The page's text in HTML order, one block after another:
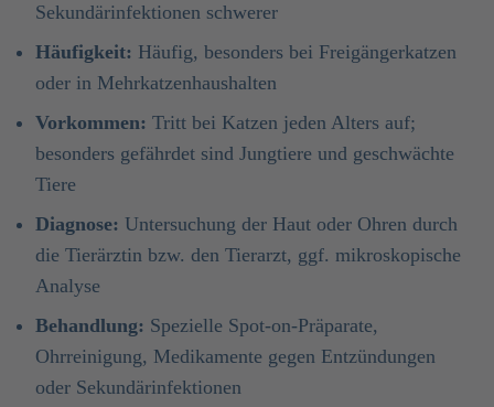
Sekundärinfektionen schwerer
Häufigkeit: Häufig, besonders bei Freigängerkatzen
oder in Mehrkatzenhaushalten
Vorkommen: Tritt bei Katzen jeden Alters auf;
besonders gefährdet sind Jungtiere und geschwächte
Tiere
Diagnose: Untersuchung der Haut oder Ohren durch
die Tierärztin bzw. den Tierarzt, ggf. mikroskopische
Analyse
Behandlung: Spezielle Spot-on-Präparate,
Ohrreinigung, Medikamente gegen Entzündungen
oder Sekundärinfektionen